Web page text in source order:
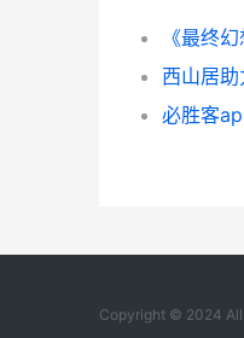
西山居
Copyright © 2024